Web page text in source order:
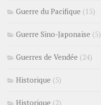
Guerre du Pacifique (15)
Guerre Sino-Japonaise (5)
Guerres de Vendée (24)
Historique (5)
Historique (2)